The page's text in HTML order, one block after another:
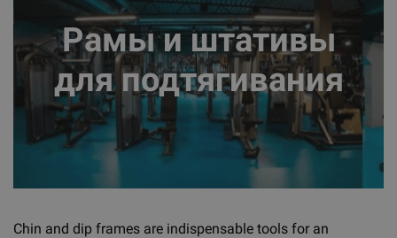
Рамы и штативы
для подтягивания
Chin and dip frames are indispensable tools for an